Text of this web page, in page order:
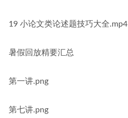
19 小论文类论述题技巧大全.mp4
暑假回放精要汇总
第一讲.png
第七讲.png